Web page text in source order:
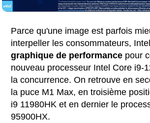
Parce qu'une image est parfois
interpeller les consommateurs,
graphique de performance pour
nouveau processeur Intel Core i9-
la concurrence. On retrouve en
la puce M1 Max, en troisième
i9 11980HK et en dernier le
95900HX.